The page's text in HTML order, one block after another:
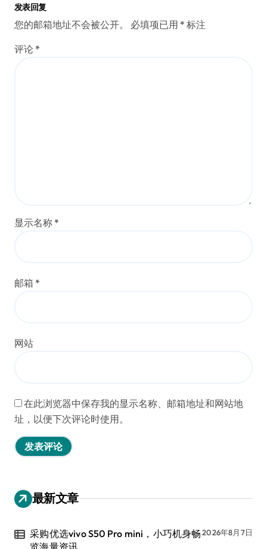
发表回复
您的邮箱地址不会被公开。 必填项已用 * 标注
评论 *
显示名称 *
邮箱 *
网站
在此浏览器中保存我的显示名称、邮箱地址和网站地
址，以便下次评论时使用。
最新文章
采购优选vivo S50 Pro mini，小巧机身畅
览海量资讯
2026年8月7日